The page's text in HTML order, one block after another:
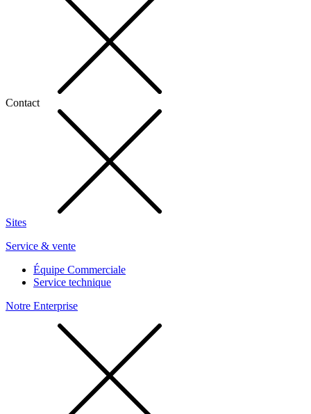
Contact
Sites
Service & vente
Équipe Commerciale
Service technique
Notre Enterprise